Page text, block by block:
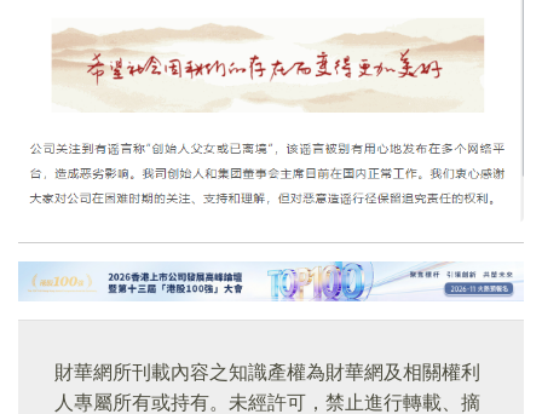
財華網所刊載內容之知識產權為財華網及相關權利
人專屬所有或持有。未經許可，禁止進行轉載、摘